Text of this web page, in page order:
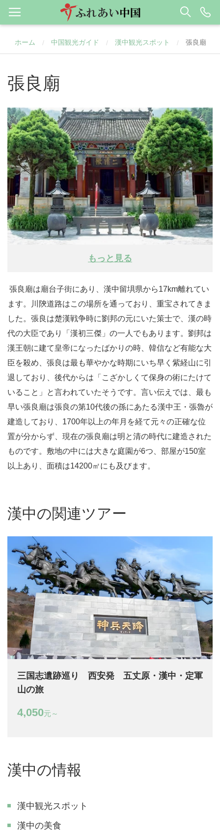
ホーム / 中国観光ガイド / 漢中観光スポット / 張良廟
張良廟
もっと見る
張良廟は廟台子街にあり、漢中留埧県から17km離れてい
ます。川陝道路はこの場所を通っており、重宝されてきま
した。張良は楚漢戦争時に劉邦の元にいた策士で、漢の時
代の大臣であり「漢初三傑」の一人でもあります。劉邦は
漢王朝に建て皇帝になったばかりの時、韓信など有能な大
臣を殺め、張良は最も華やかな時期にいち早く紫経山に引
退しており、後代からは「こざかしくて保身の術にたけて
いること」と言われていたそうです。言い伝えでは、最も
早い張良廟は張良の第10代後の孫にあたる漢中王・張魯が
建造しており、1700年以上の年月を経て元々の正確な位
置が分からず、現在の張良廟は明と清の時代に建造された
ものです。敷地の中には大きな庭園が6つ、部屋が150室
以上あり、面積は14200㎡にも及びます。
漢中の関連ツアー
三国志遺跡巡り 西安発 五丈原・漢中・定軍
山の旅
4,050元～
漢中の情報
漢中観光スポット
漢中の美食